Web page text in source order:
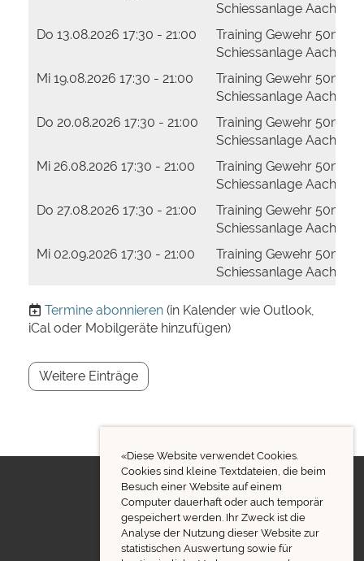
«Diese Website verwendet Cookies.
Cookies sind kleine Textdateien, die beim
Besuch einer Website auf einem
Computer dauerhaft oder auch temporär
gespeichert werden. Ihr Zweck ist die
Analyse der Nutzung dieser Website zur
statistischen Auswertung sowie für
Schiessanlage
Do 13.08.2026 17:30 - 21:00
Training Gewehr 50m
Schiessanlage
Mi 19.08.2026 17:30 - 21:00
Training Gewehr 50m
Schiessanlage
Do 20.08.2026 17:30 - 21:00
Training Gewehr 50m
Schiessanlage
Mi 26.08.2026 17:30 - 21:00
Training Gewehr 50m
Schiessanlage
Do 27.08.2026 17:30 - 21:00
Training Gewehr 50m
Schiessanlage
Mi 02.09.2026 17:30 - 21:00
Training Gewehr 50m
Schiessanlage
Termine abonnieren (in Kalender wie Outlook,
iCal oder Mobilgeräte hinzufügen)
Weitere Einträge